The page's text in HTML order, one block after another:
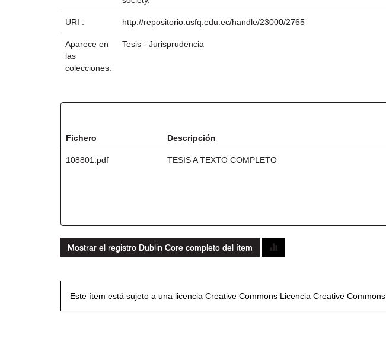
URI : http://repositorio.usfq.edu.ec/handle/23000/2765
Aparece en
las
colecciones:
Tesis - Jurisprudencia
Fichero Descripción
108801.pdf TESIS A TEXTO COMPLETO
Mostrar el registro Dublin Core completo del ítem
Este ítem está sujeto a una licencia Creative Commons Licencia Creative Commons